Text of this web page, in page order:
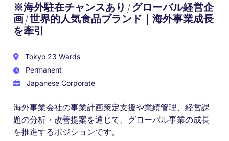
※海外駐在チャンスあり / グローバル経営企
画 / 世界的人気食品ブランド｜海外事業成長
を牽引
Tokyo 23 Wards
Permanent
Japanese Corporate
海外事業会社の事業計画策定支援や業績管理、経営課
題の分析・改善提案を通じて、グローバル事業の成長
を推進するポジションです。